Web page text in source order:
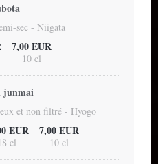
sec - Niigata
7,00 EUR
10 cl
junmai
et non filtré - Hyogo
EUR
cl
7,00 EUR
10 cl